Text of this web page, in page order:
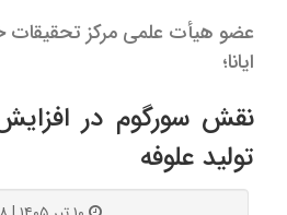
عضو هیأت علمی مرکز تحقیقات
ایانا؛
نقش سورگوم در
تولید علوفه